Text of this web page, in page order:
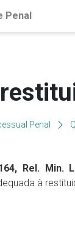
Penal
Penal
Rel. Min.
à